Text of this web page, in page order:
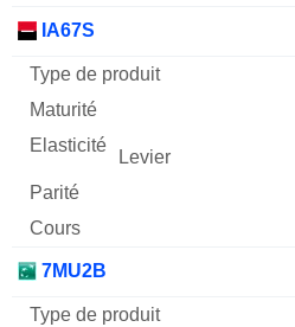
IA67S
7MU2B